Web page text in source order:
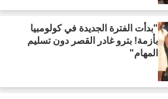
"بدأت الفترة الجديدة في كولومبيا
بأزمة! بترو غادر القصر دون تسليم
المهام"